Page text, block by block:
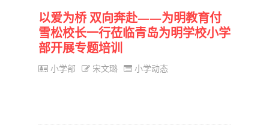
以爱为桥 双向奔赴——为明教育付
雪松校长一行莅临青岛为明学校小学
部开展专题培训
小学部 宋文璐 小学动态